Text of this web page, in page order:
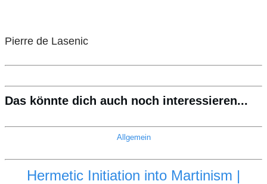
Pierre de Lasenic
Das könnte dich auch noch interessieren...
Allgemein
Hermetic Initiation into Martinism |